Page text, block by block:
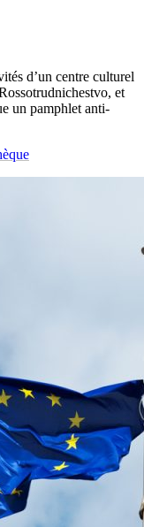
d’un centre culturel
et
un pamphlet anti-